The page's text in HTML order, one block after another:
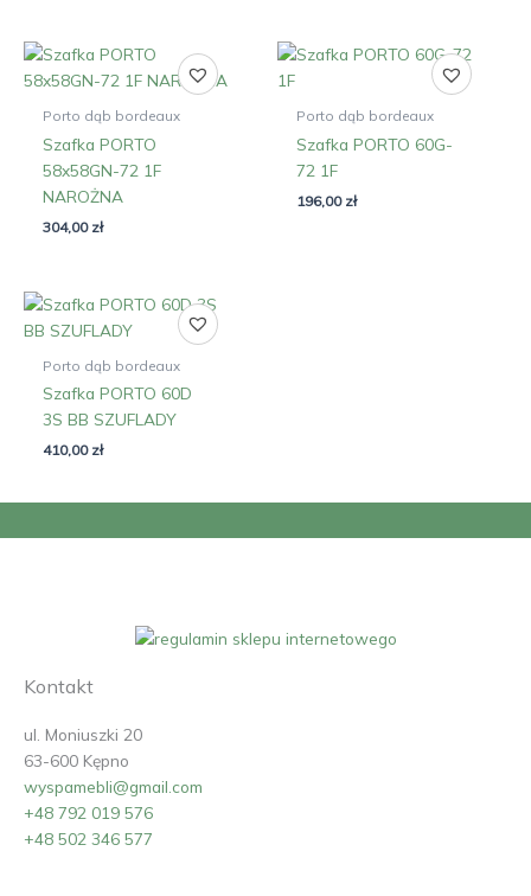
Porto dąb bordeaux
Szafka PORTO
58x58GN-72 1F
NAROŻNA
304,00 zł
Porto dąb bordeaux
Szafka PORTO 60G-
72 1F
196,00 zł
Porto dąb bordeaux
Szafka PORTO 60D
3S BB SZUFLADY
410,00 zł
Kontakt
ul. Moniuszki 20
63-600 Kępno
wyspamebli@gmail.com
+48 792 019 576
+48 502 346 577